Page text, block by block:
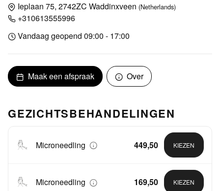
Ieplaan 75, 2742ZC Waddinxveen (Netherlands)
+310613555996
Vandaag geopend 09:00 - 17:00
Maak een afspraak Over
GEZICHTSBEHANDELINGEN
Microneedling 449,50 KIEZEN
Microneedling 169,50 KIEZEN